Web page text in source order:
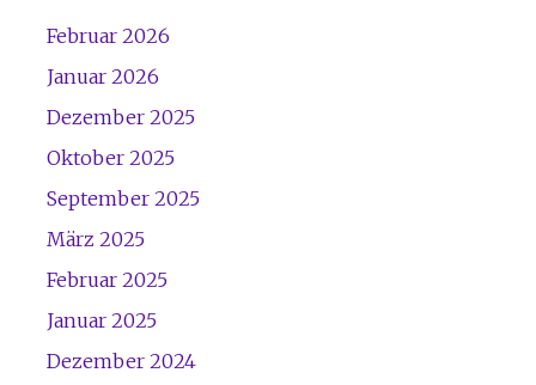
Februar 2026
Januar 2026
Dezember 2025
Oktober 2025
September 2025
März 2025
Februar 2025
Januar 2025
Dezember 2024